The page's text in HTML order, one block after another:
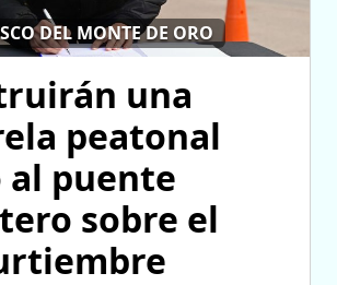
DEL MONTE DE ORO
una
peatonal
puente
sobre el